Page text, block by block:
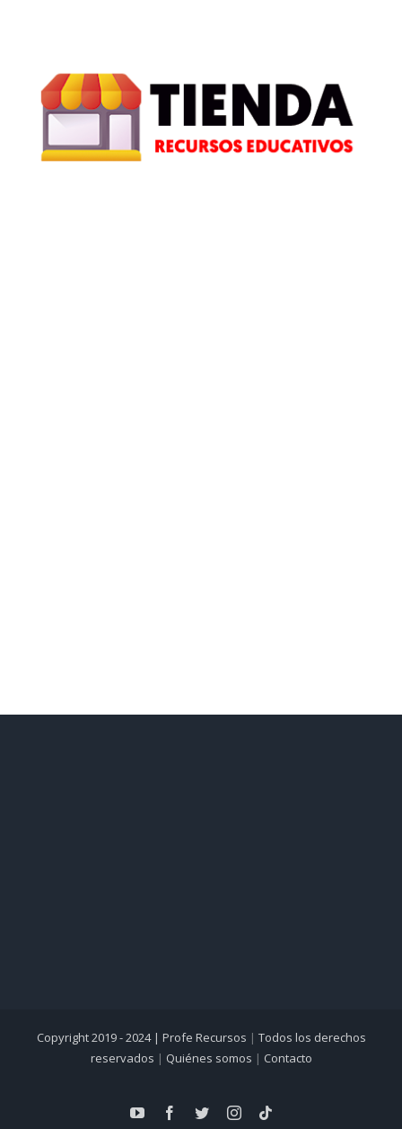
Copyright 2019 - 2024 | Profe Recursos | Todos los derechos
reservados | Quiénes somos | Contacto
YouTubeFacebook
TwitterInstagram
Tiktok